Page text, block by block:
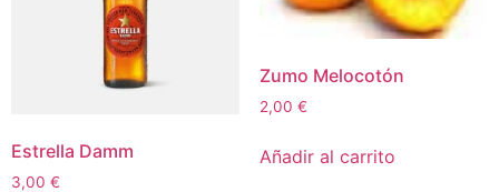
Estrella Damm
3,00 €
Zumo Melocotón
2,00 €
Añadir al carrito